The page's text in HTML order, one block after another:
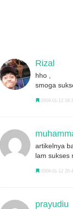
Rizal
hho ,
smoga
2009-01-12
artikelnya
lam sukses
2009-01-12
prayudiu